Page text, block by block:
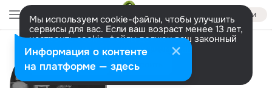
Войти
Мы используем cookie-файлы, чтобы улучшить
сервисы для вас. Если ваш возраст менее 13 лет,
настроить cookie-файлы должен ваш законный
представитель. Больше информации
Разрешить все Настроить
Исполнитель
G9ice
Информация о контенте
на платформе — здесь